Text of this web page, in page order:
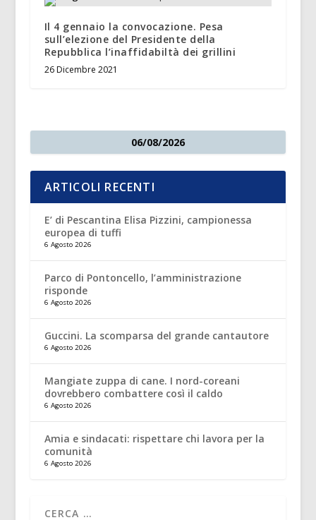
Il 4 gennaio la convocazione. Pesa
sull’elezione del Presidente della
Repubblica l’inaffidabiltà dei grillini
26 Dicembre 2021
06/08/2026
ARTICOLI RECENTI
E’ di Pescantina Elisa Pizzini, campionessa
europea di tuffi
6 Agosto 2026
Parco di Pontoncello, l’amministrazione
risponde
6 Agosto 2026
Guccini. La scomparsa del grande cantautore
6 Agosto 2026
Mangiate zuppa di cane. I nord-coreani
dovrebbero combattere così il caldo
6 Agosto 2026
Amia e sindacati: rispettare chi lavora per la
comunità
6 Agosto 2026